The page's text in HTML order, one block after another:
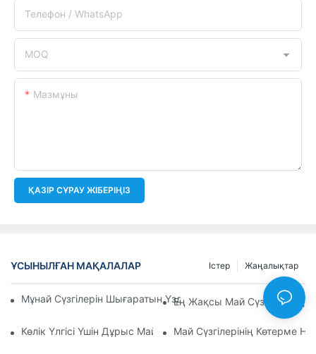
Телефон / WhatsApp
MOQ
Мазмұны
ҚАЗІР СҰРАУ ЖІБЕРІҢІЗ
ҰСЫНЫЛҒАН МАҚАЛАЛАР Жаңалықтар
Істер
Мұнай Сүзгілерін Шығаратын Үздік Компаниялар: Жан-
Ең Жақсы Май Сүзгілерінің
Көлік Үлгісі Үшін Дұрыс Май Сүзгісін Таңдау: Негізгі Ойлар
Май Сүзгілерінің Көтерме